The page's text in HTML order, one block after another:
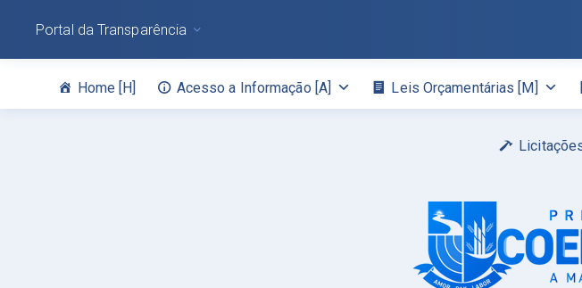
Home [H] Acesso a Informação [A] Leis Orçamentárias [M]
Portal da Transparência